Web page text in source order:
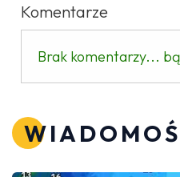
Komentarze
Brak komentarzy...